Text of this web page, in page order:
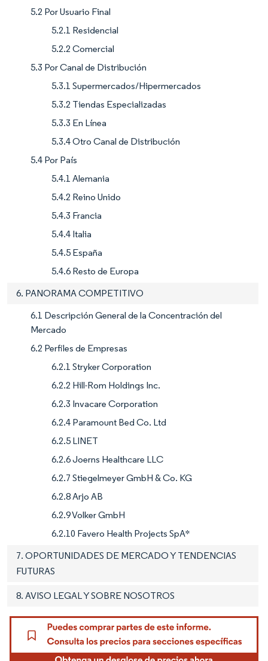
5.2 Por Usuario Final
5.2.1 Residencial
5.2.2 Comercial
5.3 Por Canal de Distribución
5.3.1 Supermercados/Hipermercados
5.3.2 Tiendas Especializadas
5.3.3 En Línea
5.3.4 Otro Canal de Distribución
5.4 Por País
5.4.1 Alemania
5.4.2 Reino Unido
5.4.3 Francia
5.4.4 Italia
5.4.5 España
5.4.6 Resto de Europa
6. PANORAMA COMPETITIVO
6.1 Descripción General de la Concentración del
Mercado
6.2 Perfiles de Empresas
6.2.1 Stryker Corporation
6.2.2 Hill-Rom Holdings Inc.
6.2.3 Invacare Corporation
6.2.4 Paramount Bed Co. Ltd
6.2.5 LINET
6.2.6 Joerns Healthcare LLC
6.2.7 Stiegelmeyer GmbH & Co. KG
6.2.8 Arjo AB
6.2.9 Volker GmbH
6.2.10 Favero Health Projects SpA*
7. OPORTUNIDADES DE MERCADO Y TENDENCIAS
FUTURAS
8. AVISO LEGAL Y SOBRE NOSOTROS